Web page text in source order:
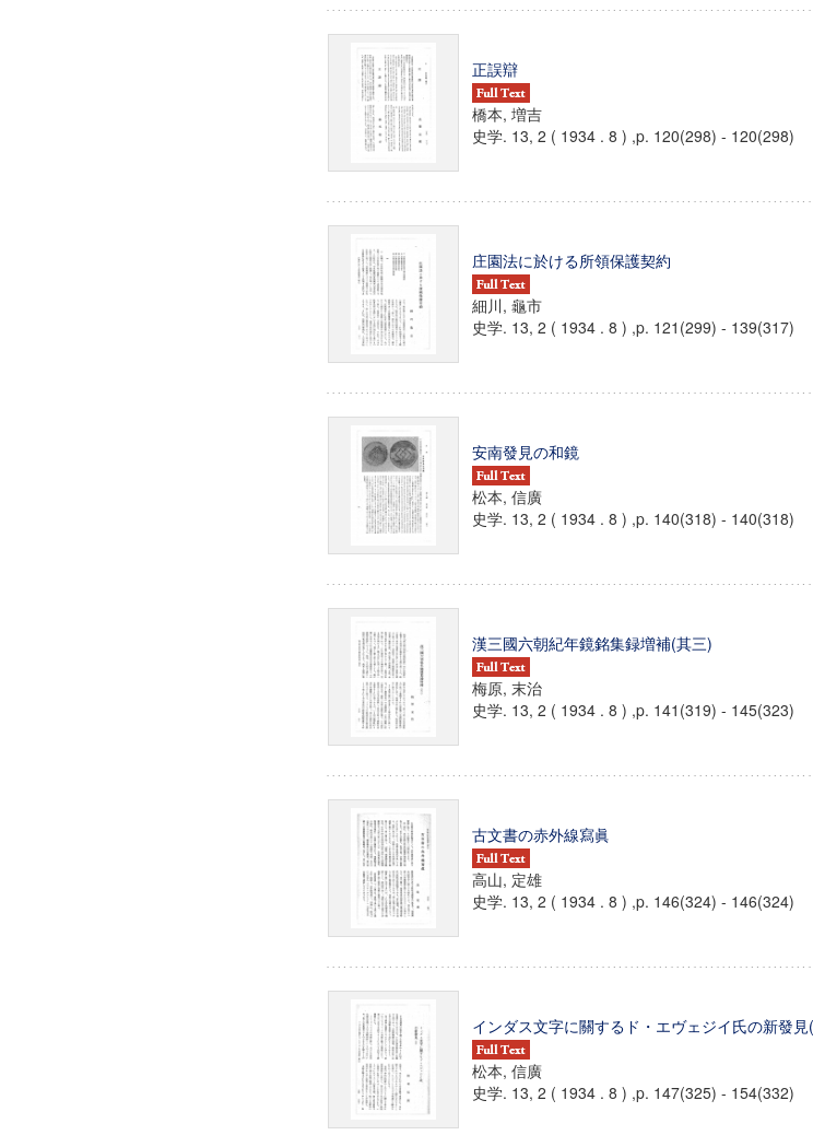
正誤辯
橋本, 増吉
史学. 13, 2 ( 1934 . 8 ) ,p. 120(298) - 120(298)
庄園法に於ける所領保護契約
細川, 龜市
史学. 13, 2 ( 1934 . 8 ) ,p. 121(299) - 139(317)
安南發見の和鏡
松本, 信廣
史学. 13, 2 ( 1934 . 8 ) ,p. 140(318) - 140(318)
漢三國六朝紀年鏡銘集録増補(其三)
梅原, 末治
史学. 13, 2 ( 1934 . 8 ) ,p. 141(319) - 145(323)
古文書の赤外線寫眞
高山, 定雄
史学. 13, 2 ( 1934 . 8 ) ,p. 146(324) - 146(324)
インダス文字に關するド・エヴェジイ氏の新發見
松本, 信廣
史学. 13, 2 ( 1934 . 8 ) ,p. 147(325) - 154(332)